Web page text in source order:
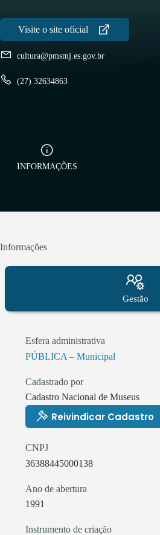
cultura@pmsmj.es.gov.br
(27) 32634863
INFORMAÇÕES
Informações
Gestão
Esfera administrativa
PÚBLICA – Municipal
Cadastrado por
Cadastro Nacional de Museus
Reivindicar Cadastro
CNPJ
36388445000138
Ano de abertura
1991
Instrumento de criação